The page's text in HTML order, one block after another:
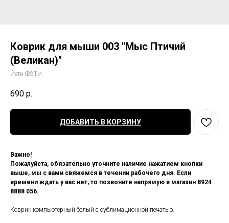
Коврик для мыши 003 "Мыс Птичий
(Великан)"
Йети ФЭТИ
690 р.
ДОБАВИТЬ В КОРЗИНУ
Важно!
Пожалуйста, обязательно уточните наличие нажатием кнопки
выше, мы с вами свяжемся в течении рабочего дня. Если
времени ждать у вас нет, то позвоните напрямую в магазин 8924
8888 056.
Коврик компьютерный белый с сублимационной печатью.